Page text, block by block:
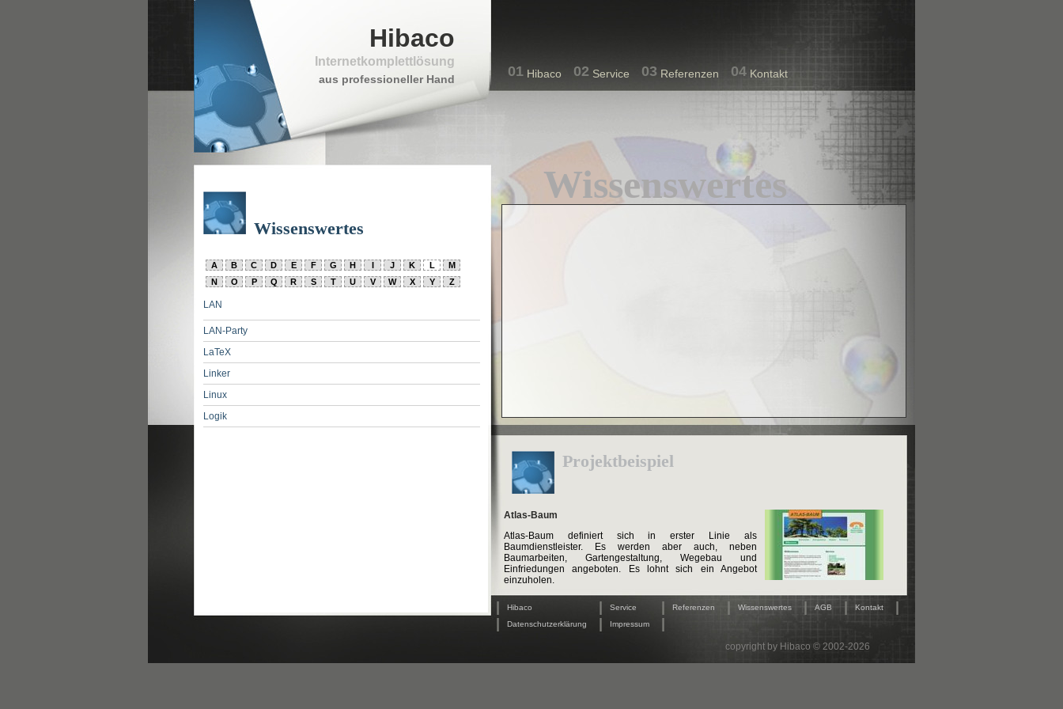
Hibaco
Internetkomplettlösung
aus professioneller Hand 01 Hibaco 02 Service 03 Referenzen 04 Kontakt
Projektbeispiel
Atlas-Baum
Atlas-Baum definiert sich in erster Linie als
Baumdienstleister. Es werden aber auch, neben
Baumarbeiten, Gartengestaltung, Wegebau und
Einfriedungen angeboten. Es lohnt sich ein Angebot
einzuholen.
Wissenswertes
Wissenswertes
A B C D E F G H I J K L
M
N
O P Q R S T U V W X Y Z
LAN
LAN-Party
LaTeX
Linker
Linux
Logik
Hibaco Service Referenzen Wissenswertes AGB Kontakt
Datenschutzerklärung Impressum
copyright by Hibaco © 2002-2026